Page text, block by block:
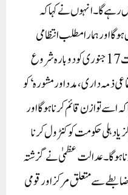
رہے گا۔انہوں نے کہا کہ
اور ہمارا مطلب انتظامی
کنٹرول سے ہے۔‘‘ اس معاملے کی سماعت 17 جنوری کو دوبارہ شروع
ذمہ داری، مدد اور مشورہ‘ کو
کہ اسے توازن قائم کرنا ہوگا اور
یا دہلی حکومت کو کنٹرول کرنا
ہوگا۔عدالت عظمیٰ نے گزشتہ
ضابطے سے متعلق مرکز اور قومی